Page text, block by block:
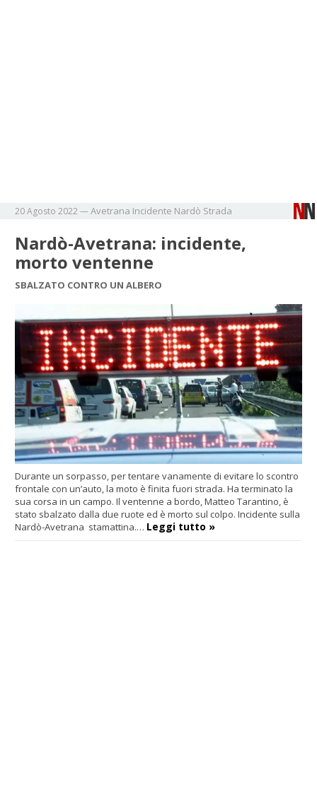
20 Agosto 2022 —Avetrana Incidente Nardò Strada
Nardò-Avetrana: incidente,
morto ventenne
SBALZATO CONTRO UN ALBERO
Durante un sorpasso, per tentare vanamente di evitare lo scontro
frontale con un’auto, la moto è finita fuori strada. Ha terminato la
sua corsa in un campo. Il ventenne a bordo, Matteo Tarantino, è
stato sbalzato dalla due ruote ed è morto sul colpo. Incidente sulla
Nardò-Avetrana stamattina.… Leggi tutto »